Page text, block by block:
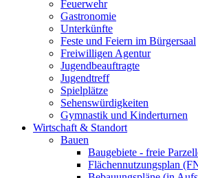
Feuerwehr
Gastronomie
Unterkünfte
Feste und Feiern im Bürgersaal
Freiwilligen Agentur
Jugendbeauftragte
Jugendtreff
Spielplätze
Sehenswürdigkeiten
Gymnastik und Kinderturnen
Wirtschaft & Standort
Bauen
Baugebiete - freie
Flächennutzungsplan